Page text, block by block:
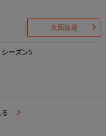
次回放送
ーズン5
る